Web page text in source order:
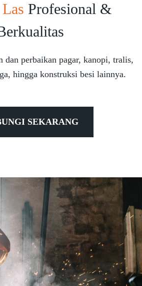
Profesional &
dan perbaikan pagar, kanopi, tralis,
hingga konstruksi besi lainnya.
SEKARANG